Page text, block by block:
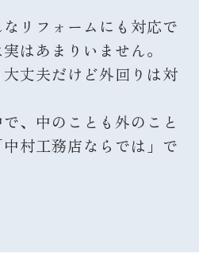
リフォームにも対応で
はあまりいません。
丈夫だけど外回りは対
、中のことも外のこと
村工務店ならでは」で